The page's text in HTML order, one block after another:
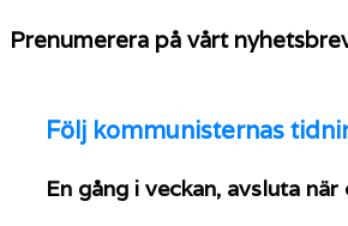
Prenumerera på vårt
Följ kommunisternas
En gång i veckan, avsluta när